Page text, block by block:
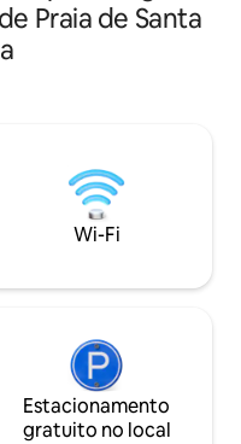
condicionado, Wi-
Observação: sem
noites tardias e
1015 pés
quadrados.
Praia de Santa
Wi-Fi
Estacionamento
gratuito no local